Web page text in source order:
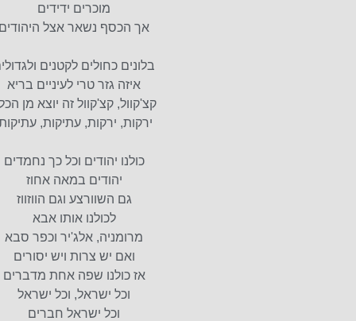
מוכרים ידידים
אך הכסף נשאר אצל
בלונים כחולים לקטנים
איזה גזר טרי לעיניים בריא
קצ'קוול, קצ'קוול זה יוצא מן
ירקות, ירקות, עתיקות,
כולנו יהודים וכל כך נחמדים
יהודים במאה אחוז
גם השוורצע וגם הווזווז
לכולנו אותו אבא
מרומניה, אלג'יר וכפר סבא
ואם יש צרות ויש יסורים
אז כולנו שפה אחת מדברים
וכל ישראל, וכל ישראל
וכל ישראל חברים